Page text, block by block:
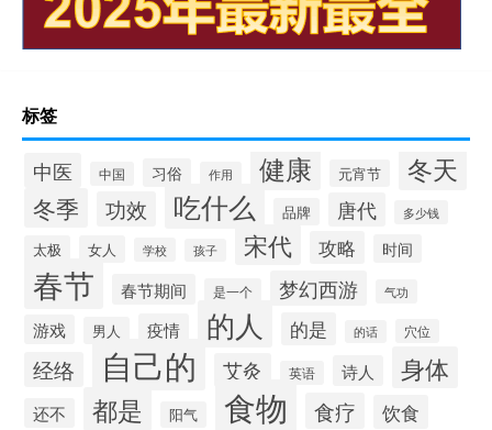
标签
中医 中国 习俗 作用 健康 元宵节 冬天
冬季 功效 吃什么 品牌 唐代 多少钱
太极 女人 学校 孩子 宋代 攻略 时间
春节 春节期间 是一个 梦幻西游 气功
游戏 男人 疫情 的人 的是 的话 穴位
经络 自己的 艾灸 英语 诗人 身体
还不 都是 阳气 食物 食疗 饮食